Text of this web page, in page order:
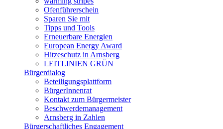
Ofenführerschein
Sparen Sie mit
Tipps und Tools
Erneuerbare Energien
European Energy Award
Hitzeschutz in Arnsberg
LEITLINIEN GRÜN
Bürgerdialog
Beteiligungsplattform
BürgerInnenrat
Kontakt zum Bürgermeister
Beschwerdemanagement
Arnsberg in Zahlen
Bürgerschaftliches Engagement